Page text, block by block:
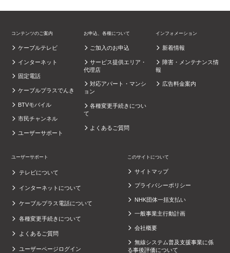
コンテンツのご案内
ケーブルテレビ
インターネット
固定電話
ケーブルプラスでんき
BTVモバイル
市民チャンネル
ユーザーサポート
お申込、各種について
ご加入のお申込
サービス提供エリア・
代理店
対応アパート・マンシ
ョン
各種変更手続きについ
て
よくあるご質問
インフォメーション
新着情報
障害・メンテナンス情
報
広告料金案内
ユーザーサポート
テレビについて
インターネットについて
ケーブルプラス電話について
各種変更手続きについて
よくあるご質問
ユーザーページログイン
このサイトについて
サイトマップ
プライバシーポリシー
NHK団体一括支払い
一般事業主行動計画
会社概要
無線システム普及支援事業に係
る事後評価について